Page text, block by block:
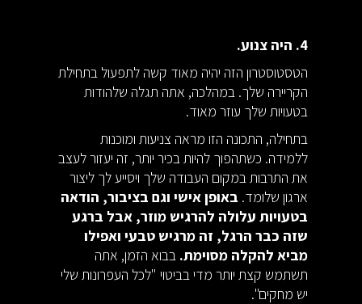
4. היה צנוע.
הטסטוסטרון הזה יהיה מאוד קשה לתפעול בתחילת
הקריירה שלך. במהלכה, אתה תגלה שלהודות
בטעויות שלך עוזר מאוד.
בתחילה, התכונה הזו מראה צניעות ומוכנות
ללמידה. כשתהפוך להיות בכיר יותר, זה יעזור לעצב
את התרבות במקום העבודה שלך ויסייע לך ליצור
ארגון שלומד. באופן אישי וגם בציבור, הודאה
בטעויות עלולה להרגיש מוזר, אבל ברגע
שזה כבר הרגל, זה מרגיש טבעי ואפילו
מביא להקלה מסוימת. בבוא הזמן, אתה
תשתמש קצת יותר מדי בביטוי "לכל העפרונות שלי
יש מחקים".